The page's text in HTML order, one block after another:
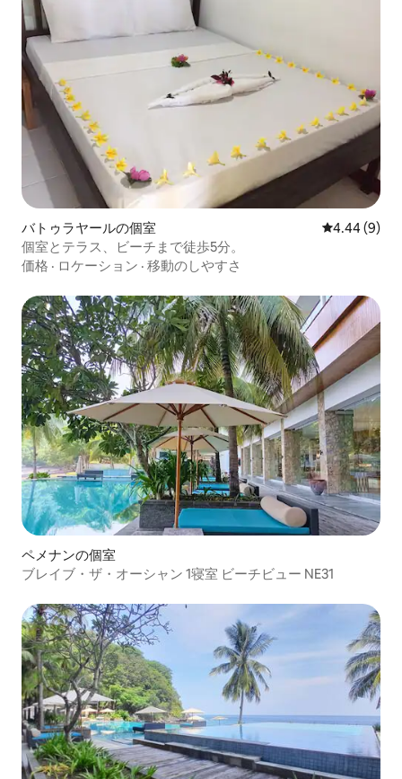
バトゥラヤールの個室 レビュー9件
4.44 (9)
個室とテラス、ビーチまで徒歩5分。
価格 · ロケーション · 移動のしやすさ
ペメナンの個室
ブレイブ・ザ・オーシャン 1寝室 ビーチビュー NE31